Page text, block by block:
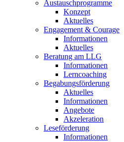
Austauschprogramme
Konzept
Aktuelles
Engagement & Courage
Informationen
Aktuelles
Beratung am LLG
Informationen
Lerncoaching
Begabungsförderung
Aktuelles
Informationen
Angebote
Akzeleration
Leseförderung
Informationen